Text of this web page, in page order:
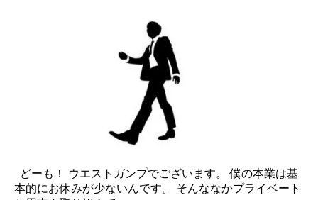
どーも！ ウエストガンプでございます。 僕の本業は基
本的にお休みが少ないんです。 そんななかプライベート